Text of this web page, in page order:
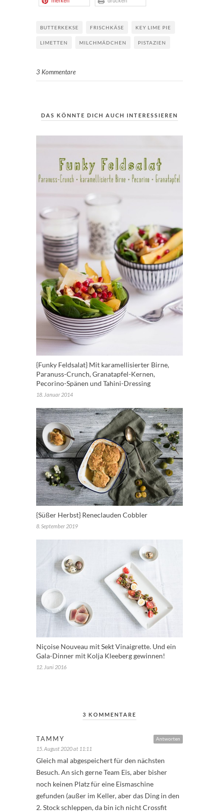
BUTTERKEKSE FRISCHKÄSE KEY LIME PIE
LIMETTEN MILCHMÄDCHEN PISTAZIEN
3 Kommentare
DAS KÖNNTE DICH AUCH INTERESSIEREN
{Funky Feldsalat} Mit karamellisierter Birne,
Paranuss-Crunch, Granatapfel-Kernen,
Pecorino-Spänen und Tahini-Dressing
18. Januar 2014
{Süßer Herbst} Reneclauden Cobbler
8. September 2019
Niçoise Nouveau mit Sekt Vinaigrette. Und ein
Gala-Dinner mit Kolja Kleeberg gewinnen!
12. Juni 2016
3 KOMMENTARE
Antworten
TAMMY
15. August 2020 at 11:11
Gleich mal abgespeichert für den nächsten
Besuch. An sich gerne Team Eis, aber bisher
noch keinen Platz für eine Eismaschine
gefunden (außer im Keller, aber das Ding in den
2. Stock schleppen, da bin ich nicht Crossfit